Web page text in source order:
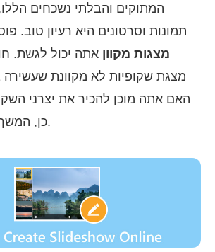
המתוקים והבלתי נשכחים
תמונות וסרטונים היא רעיון טוב.
מצגות מקוון אתה יכול לגשת.
מצגת שקופיות לא מקוונת שעשירה
האם אתה מוכן להכיר את יצרני
כן, המשך לפרטים הבאים.